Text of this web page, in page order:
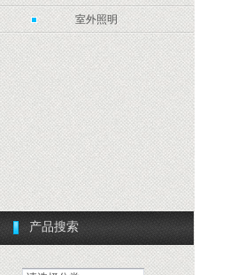
产品搜索
室外照明